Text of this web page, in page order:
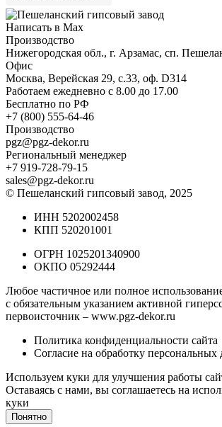
Написать в Max
Производство
Нижегородская обл., г. Арзамас, сп.
Офис
Москва, Верейская 29, с.33, оф. D314
Работаем ежедневно с 8.00 до 17.00
Бесплатно по РФ
+7 (800) 555-64-46
Производство
pgz@pgz-dekor.ru
Региональный менеджер
+7 919-728-79-15
sales@pgz-dekor.ru
© Пешеланский гипсовый завод, 2025
ИНН 5202002458
КПП 520201001
ОГРН 1025201340900
ОКПО 05292444
Любое частичное или полное
с обязательным указанием активной
первоисточник – www.pgz-dekor.ru
Политика конфиденциальности сайта
Согласие на обработку
Используем куки для улучшения работы
Оставаясь с нами, вы соглашаетесь на
куки
Понятно